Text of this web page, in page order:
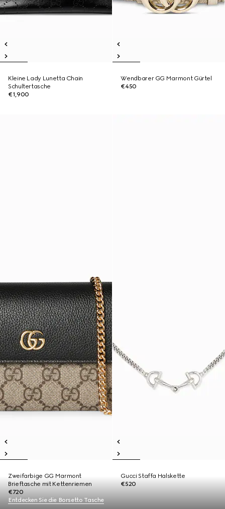
Kleine Lady Lunetta Chain
Schultertasche
€1,900
Wendbarer GG Marmont Gürtel
€450
Zweifarbige GG Marmont
Brieftasche mit Kettenriemen
€720
Gucci Staffa Halskette
€520
Entdecken Sie die Borsetto Tasche